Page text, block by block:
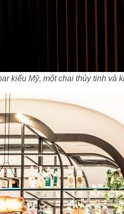
kiểu Mỹ, một chai thủy tinh